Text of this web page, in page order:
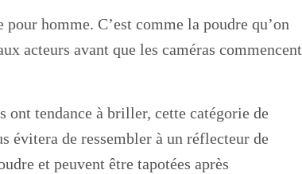
homme. C’est comme la poudre qu’on
acteurs avant que les caméras commencent
ont tendance à briller, cette catégorie de
évitera de ressembler à un réflecteur de
et peuvent être tapotées après